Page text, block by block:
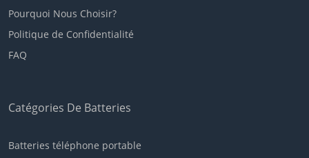
Pourquoi Nous Choisir?
Politique de Confidentialité
FAQ
Catégories De Batteries
Batteries téléphone portable